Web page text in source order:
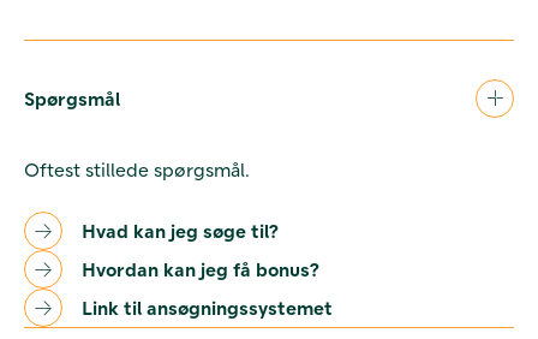
Spørgsmål
Oftest stillede spørgsmål.
Hvad kan jeg søge til?
Hvordan kan jeg få bonus?
Link til ansøgningssystemet